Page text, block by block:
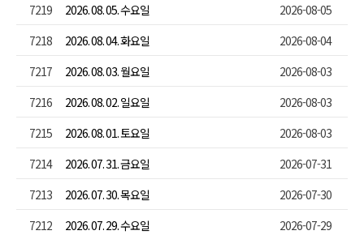
7219
2026. 08. 05. 수요일
2026-08-05
7218
2026. 08. 04. 화요일
2026-08-04
7217
2026. 08. 03. 월요일
2026-08-03
7216
2026. 08. 02. 일요일
2026-08-03
7215
2026. 08. 01. 토요일
2026-08-03
7214
2026. 07. 31. 금요일
2026-07-31
7213
2026. 07. 30. 목요일
2026-07-30
7212
2026. 07. 29. 수요일 2026-07-29